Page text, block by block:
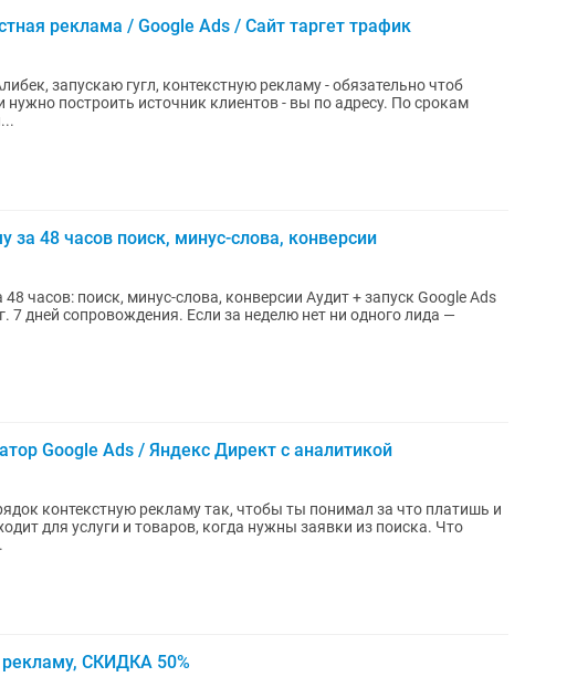
реклама / Google Ads / Сайт таргет трафик
запускаю гугл, контекстную рекламу - обязательно чтоб
за 48 часов поиск, минус-слова, конверсии
минус-слова, конверсии Аудит + запуск Google Ads
7 дней сопровождения. Если за неделю нет ни одного лида —
Google Ads / Яндекс Директ с аналитикой
контекстную рекламу так, чтобы ты понимал за что платишь и
для услуги и товаров, когда нужны заявки из поиска. Что
СКИДКА 50%